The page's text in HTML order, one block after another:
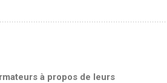
à propos de leurs